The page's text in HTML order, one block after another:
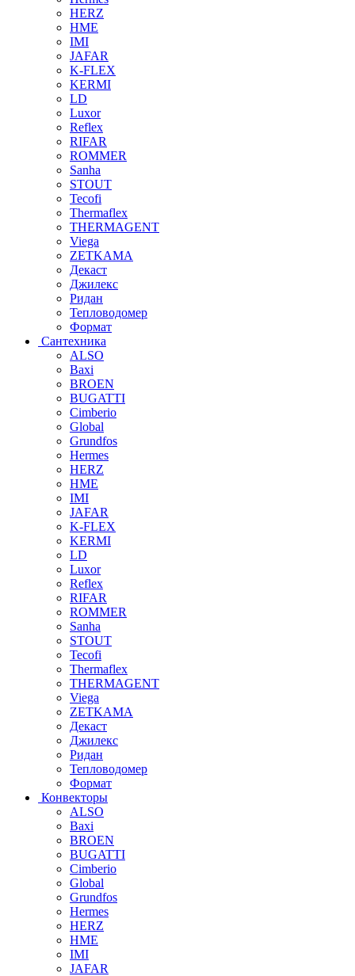
HERZ
HME
IMI
JAFAR
K-FLEX
KERMI
LD
Luxor
Reflex
RIFAR
ROMMER
Sanha
STOUT
Tecofi
Thermaflex
THERMAGENT
Viega
ZETKAMA
Декаст
Джилекс
Ридан
Тепловодомер
Формат
Сантехника
ALSO
Baxi
BROEN
BUGATTI
Cimberio
Global
Grundfos
Hermes
HERZ
HME
IMI
JAFAR
K-FLEX
KERMI
LD
Luxor
Reflex
RIFAR
ROMMER
Sanha
STOUT
Tecofi
Thermaflex
THERMAGENT
Viega
ZETKAMA
Декаст
Джилекс
Ридан
Тепловодомер
Формат
Конвекторы
ALSO
Baxi
BROEN
BUGATTI
Cimberio
Global
Grundfos
Hermes
HERZ
HME
IMI
JAFAR